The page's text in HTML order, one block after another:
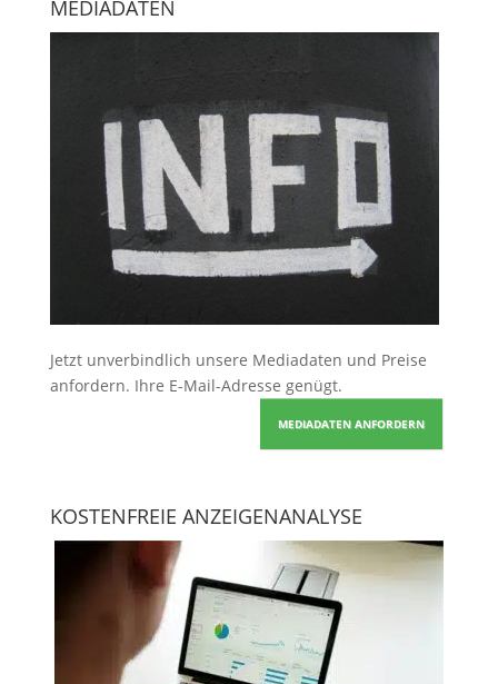
MEDIADATEN
Jetzt unverbindlich unsere Mediadaten und Preise
anfordern. Ihre E-Mail-Adresse genügt.
MEDIADATEN ANFORDERN
KOSTENFREIE ANZEIGENANALYSE